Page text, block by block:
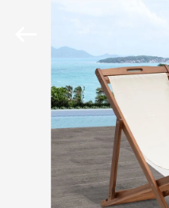
MANUFACTURING